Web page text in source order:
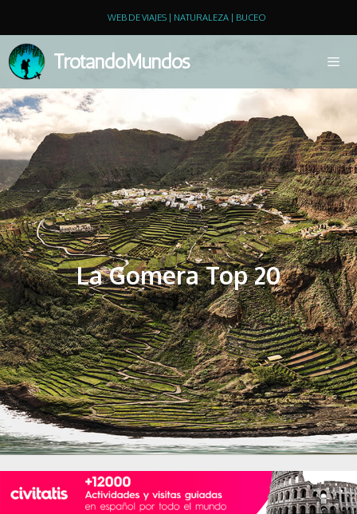
WEB DE VIAJES | NATURALEZA | BUCEO
TrotandoMundos
La Gomera Top 20